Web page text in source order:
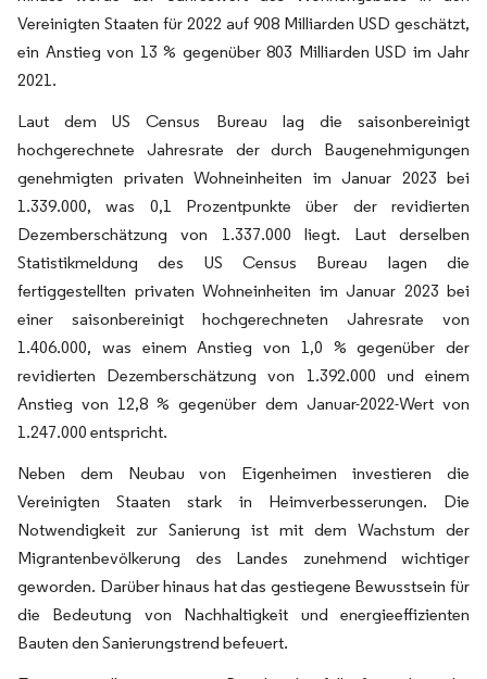
Vereinigten Staaten für 2022 auf 908 Milliarden USD geschätzt,
ein Anstieg von 13 % gegenüber 803 Milliarden USD im Jahr
2021.
Laut dem US Census Bureau lag die saisonbereinigt
hochgerechnete Jahresrate der durch Baugenehmigungen
genehmigten privaten Wohneinheiten im Januar 2023 bei
1.339.000, was 0,1 Prozentpunkte über der revidierten
Dezemberschätzung von 1.337.000 liegt. Laut derselben
Statistikmeldung des US Census Bureau lagen die
fertiggestellten privaten Wohneinheiten im Januar 2023 bei
einer saisonbereinigt hochgerechneten Jahresrate von
1.406.000, was einem Anstieg von 1,0 % gegenüber der
revidierten Dezemberschätzung von 1.392.000 und einem
Anstieg von 12,8 % gegenüber dem Januar-2022-Wert von
1.247.000 entspricht.
Neben dem Neubau von Eigenheimen investieren die
Vereinigten Staaten stark in Heimverbesserungen. Die
Notwendigkeit zur Sanierung ist mit dem Wachstum der
Migrantenbevölkerung des Landes zunehmend wichtiger
geworden. Darüber hinaus hat das gestiegene Bewusstsein für
die Bedeutung von Nachhaltigkeit und energieeffizienten
Bauten den Sanierungstrend befeuert.